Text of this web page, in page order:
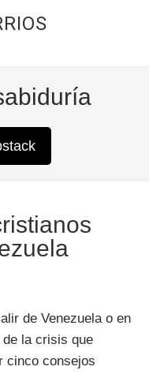
de Venezuela o en
la crisis que
cinco consejos